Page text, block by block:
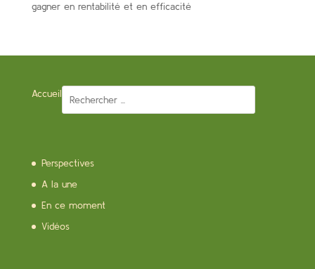
gagner en rentabilité et en efficacité
Accueil
Perspectives
A la une
En ce moment
Vidéos